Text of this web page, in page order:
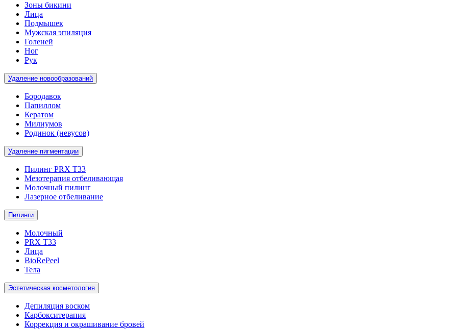
Зоны бикини
Лица
Подмышек
Мужская эпиляция
Голеней
Ног
Рук
Удаление новообразований
Бородавок
Папиллом
Кератом
Милиумов
Родинок (невусов)
Удаление пигментации
Пилинг PRX T33
Мезотерапия отбеливающая
Молочный пилинг
Лазерное отбеливание
Пилинги
Молочный
PRX T33
Лица
BioRePeel
Тела
Эстетическая косметология
Депиляция воском
Карбокситерапия
Коррекция и окрашивание бровей